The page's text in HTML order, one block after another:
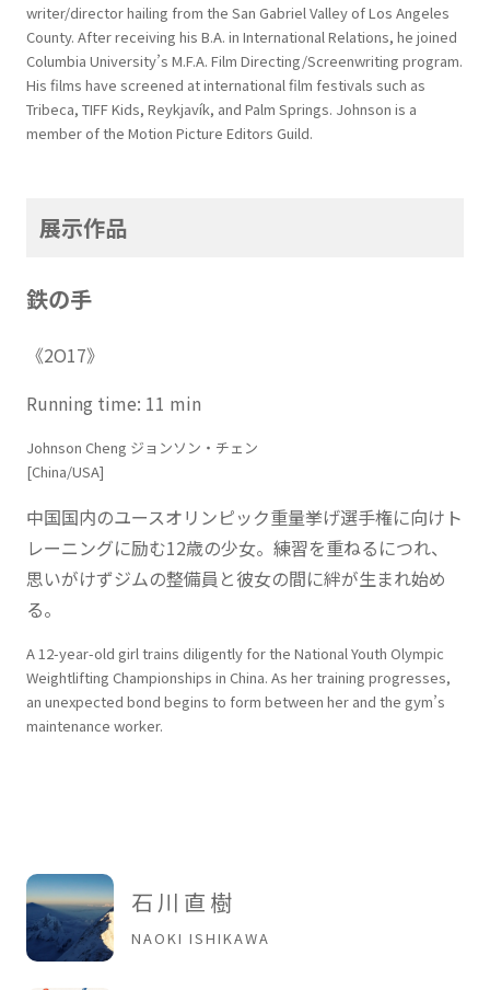
writer/director hailing from the San Gabriel Valley of Los Angeles
County. After receiving his B.A. in International Relations, he joined
Columbia University’s M.F.A. Film Directing/Screenwriting program.
His films have screened at international film festivals such as
Tribeca, TIFF Kids, Reykjavík, and Palm Springs. Johnson is a
member of the Motion Picture Editors Guild.
展示作品
鉄の手
《2O17》
Running time: 11 min
Johnson Cheng ジョンソン・チェン
[China/USA]
中国国内のユースオリンピック重量挙げ選手権に向けト
レーニングに励む12歳の少女。練習を重ねるにつれ、
思いがけずジムの整備員と彼女の間に絆が生まれ始め
る。
A 12-year-old girl trains diligently for the National Youth Olympic
Weightlifting Championships in China. As her training progresses,
an unexpected bond begins to form between her and the gym’s
maintenance worker.
石川直樹
NAOKI ISHIKAWA